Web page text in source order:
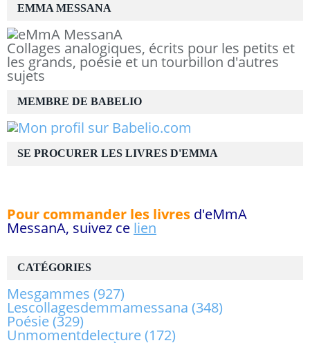
EMMA MESSANA
Collages analogiques, écrits pour les petits et
les grands, poésie et un tourbillon d'autres
sujets
CATÉGORIES
Mesgammes (927)
Lescollagesdemmamessana (348)
Poésie(329)
Unmomentdelecture(172)
MEMBRE DE BABELIO
SE PROCURER LES LIVRES D'EMMA
Pour commander les livres d'eMmA
MessanA, suivez ce lien